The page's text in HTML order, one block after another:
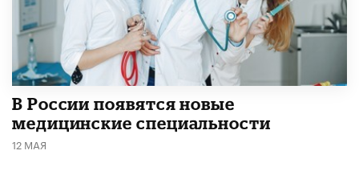
В России появятся новые
медицинские специальности
12 МАЯ